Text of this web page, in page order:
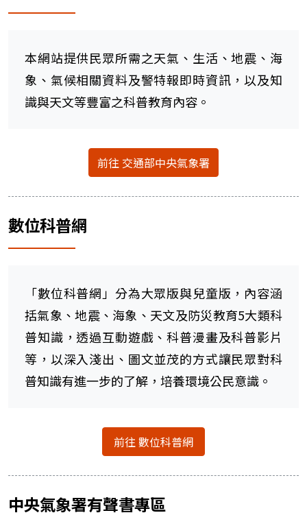
本網站提供民眾所需之天氣、生活、地震、海
象、氣候相關資料及警特報即時資訊，以及知
識與天文等豐富之科普教育內容。
前往 交通部中央氣象署
數位科普網
「數位科普網」分為大眾版與兒童版，內容涵
括氣象、地震、海象、天文及防災教育5大類科
普知識，透過互動遊戲、科普漫畫及科普影片
等，以深入淺出、圖文並茂的方式讓民眾對科
普知識有進一步的了解，培養環境公民意識。
前往 數位科普網
中央氣象署有聲書專區